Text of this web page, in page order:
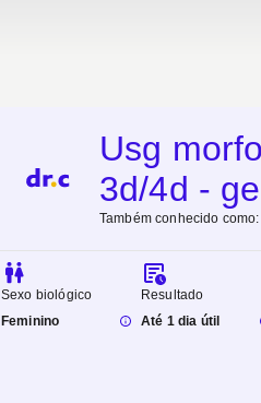
Usg
3d/4d -
Também conhecido como:
Sexo biológico
Feminino
Resultado
Até 1 dia útil